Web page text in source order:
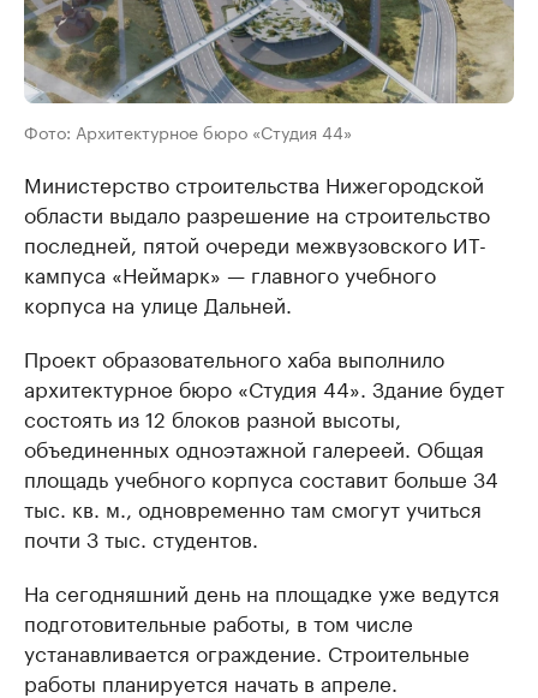
Фото: Архитектурное бюро «Студия 44»
Министерство строительства Нижегородской
области выдало разрешение на строительство
последней, пятой очереди межвузовского ИТ-
кампуса «Неймарк» — главного учебного
корпуса на улице Дальней.
Проект образовательного хаба выполнило
архитектурное бюро «Студия 44». Здание будет
состоять из 12 блоков разной высоты,
объединенных одноэтажной галереей. Общая
площадь учебного корпуса составит больше 34
тыс. кв. м., одновременно там смогут учиться
почти 3 тыс. студентов.
На сегодняшний день на площадке уже ведутся
подготовительные работы, в том числе
устанавливается ограждение. Строительные
работы планируется начать в апреле.